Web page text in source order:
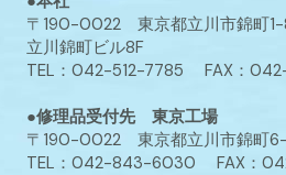
〒190-0022 東京都立川市錦町
立川錦町ビル8F
TEL：042-512-7785 FAX：
●修理品受付先 東京工場
〒190-0022 東京都立川市錦町6-
TEL：042-843-6030 FAX：